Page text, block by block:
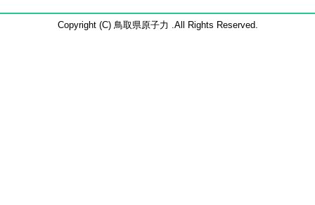
Copyright (C) 鳥取県原子力 .All Rights Reserved.